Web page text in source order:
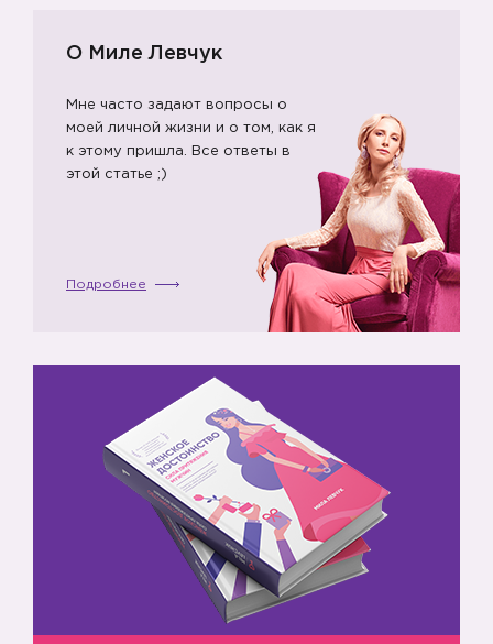
7️⃣
О Миле Левчук
Мне часто задают вопросы о
моей личной жизни и о том, как я
к этому пришла. Все ответы в
этой статье ;)
Подробнее